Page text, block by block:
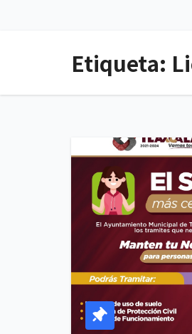
Etiqueta: